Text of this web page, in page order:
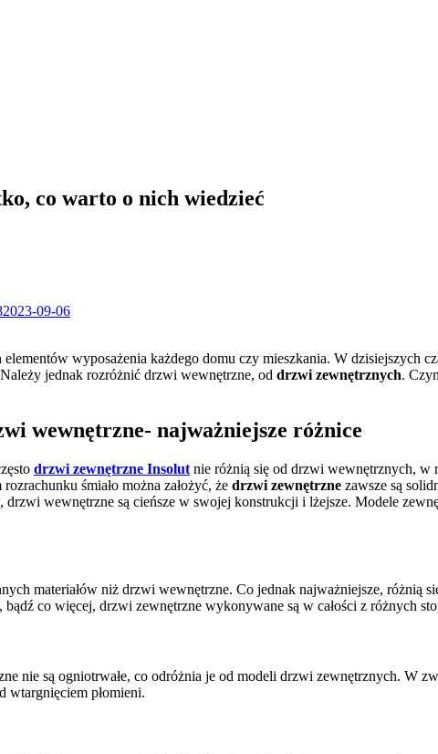
co warto o nich wiedzieć
2023-09-06
wyposażenia każdego domu czy mieszkania. W dzisiejszych
jednak rozróżnić drzwi wewnętrzne, od drzwi zewnętrznych.
wewnętrzne- najważniejsze różnice
drzwi zewnętrzne Insolut nie różnią się od drzwi wewnętrznych, w
śmiało można założyć, że drzwi zewnętrzne zawsze są
wewnętrzne są cieńsze w swojej konstrukcji i lżejsze. Modele
materiałów niż drzwi wewnętrzne. Co jednak najważniejsze,
co więcej, drzwi zewnętrzne wykonywane są w całości z różnych
nie są ogniotrwałe, co odróżnia je od modeli drzwi zewnętrznych. W
wtargnięciem płomieni.